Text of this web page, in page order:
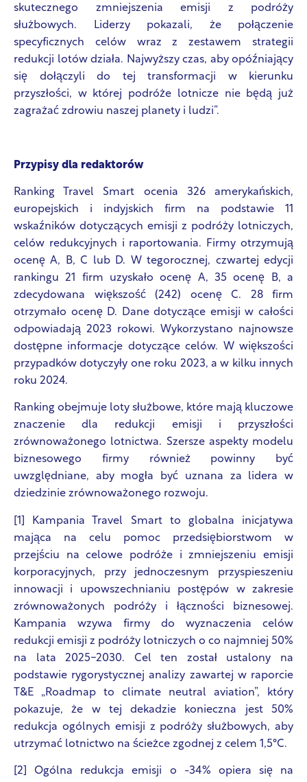
skutecznego zmniejszenia emisji z podróży
służbowych. Liderzy pokazali, że połączenie
specyficznych celów wraz z zestawem strategii
redukcji lotów działa. Najwyższy czas, aby opóźniający
się dołączyli do tej transformacji w kierunku
przyszłości, w której podróże lotnicze nie będą już
zagrażać zdrowiu naszej planety i ludzi”.
Przypisy dla redaktorów
Ranking Travel Smart ocenia 326 amerykańskich,
europejskich i indyjskich firm na podstawie 11
wskaźników dotyczących emisji z podróży lotniczych,
celów redukcyjnych i raportowania. Firmy otrzymują
ocenę A, B, C lub D. W tegorocznej, czwartej edycji
rankingu 21 firm uzyskało ocenę A, 35 ocenę B, a
zdecydowana większość (242) ocenę C. 28 firm
otrzymało ocenę D. Dane dotyczące emisji w całości
odpowiadają 2023 rokowi. Wykorzystano najnowsze
dostępne informacje dotyczące celów. W większości
przypadków dotyczyły one roku 2023, a w kilku innych
roku 2024.
Ranking obejmuje loty służbowe, które mają kluczowe
znaczenie dla redukcji emisji i przyszłości
zrównoważonego lotnictwa. Szersze aspekty modelu
biznesowego firmy również powinny być
uwzględniane, aby mogła być uznana za lidera w
dziedzinie zrównoważonego rozwoju.
[1] Kampania Travel Smart to globalna inicjatywa
mająca na celu pomoc przedsiębiorstwom w
przejściu na celowe podróże i zmniejszeniu emisji
korporacyjnych, przy jednoczesnym przyspieszeniu
innowacji i upowszechnianiu postępów w zakresie
zrównoważonych podróży i łączności biznesowej.
Kampania wzywa firmy do wyznaczenia celów
redukcji emisji z podróży lotniczych o co najmniej 50%
na lata 2025-2030. Cel ten został ustalony na
podstawie rygorystycznej analizy zawartej w raporcie
T&E „Roadmap to climate neutral aviation”, który
pokazuje, że w tej dekadzie konieczna jest 50%
redukcja ogólnych emisji z podróży służbowych, aby
utrzymać lotnictwo na ścieżce zgodnej z celem 1,5°C.
[2] Ogólna redukcja emisji o -34% opiera się na